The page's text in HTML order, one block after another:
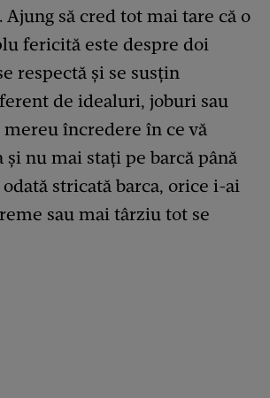
Ajung să cred tot mai tare că o
fericită este despre doi
respectă și se susțin
de idealuri, joburi sau
încredere în ce vă
nu mai stați pe barcă până
stricată barca, orice i-ai
sau mai târziu tot se